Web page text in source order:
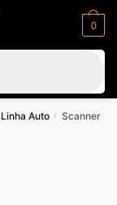
0
Linha Auto /
Scanner